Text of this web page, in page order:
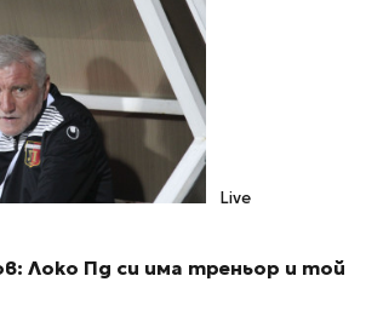
Live
Локо Пд си има треньор и той